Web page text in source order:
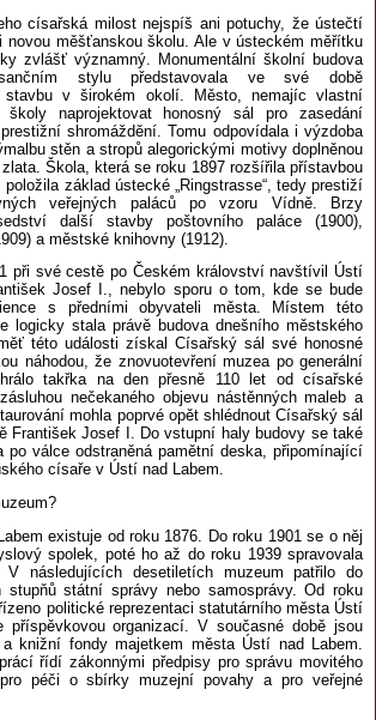
císařská milost nejspíš ani potuchy, že ústečtí
novou měšťanskou školu. Ale v ústeckém měřítku
zvlášť významný. Monumentální školní budova
stylu představovala ve své době
stavbu v širokém okolí. Město, nemajíc vlastní
naprojektovat honosný sál pro zasedání
shromáždění. Tomu odpovídala i výzdoba
stěn a stropů alegorickými motivy doplněnou
Škola, která se roku 1897 rozšířila přístavbou
položila základ ústecké „Ringstrasse“, tedy prestiží
veřejných paláců po vzoru Vídně. Brzy
další stavby poštovního paláce (1900),
a městské knihovny (1912).
při své cestě po Českém království navštívil Ústí
Josef I., nebylo sporu o tom, kde se bude
s předními obyvateli města. Místem této
logicky stala právě budova dnešního městského
této události získal Císařský sál své honosné
náhodou, že znovuotevření muzea po generální
takřka na den přesně 110 let od císařské
nečekaného objevu nástěnných maleb a
mohla poprvé opět shlédnout Císařský sál
František Josef I. Do vstupní haly budovy se také
po válce odstraněná pamětní deska, připomínající
císaře v Ústí nad Labem.
existuje od roku 1876. Do roku 1901 se o něj
spolek, poté ho až do roku 1939 spravovala
V následujících desetiletích muzeum patřilo do
stupňů státní správy nebo samosprávy. Od roku
politické reprezentaci statutárního města Ústí
příspěvkovou organizací. V současné době jsou
knižní fondy majetkem města Ústí nad Labem.
řídí zákonnými předpisy pro správu movitého
péči o sbírky muzejní povahy a pro veřejné